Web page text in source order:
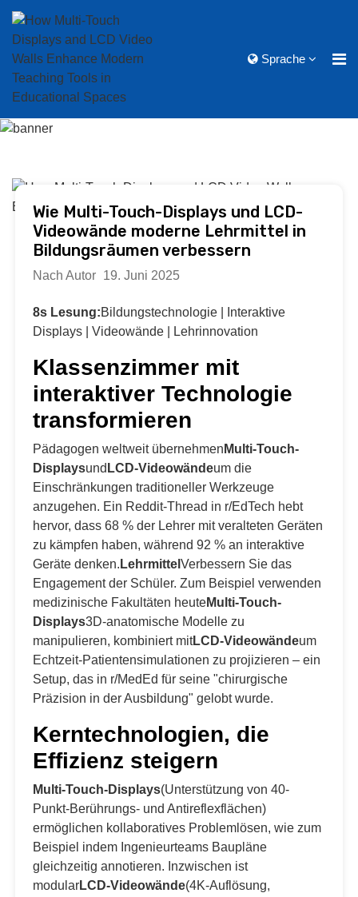
Sprache
Wie Multi-Touch-Displays und LCD-
Videowände moderne Lehrmittel in
Bildungsräumen verbessern
Nach Autor 19. Juni 2025
8s Lesung:Bildungstechnologie | Interaktive
Displays | Videowände | Lehrinnovation
Klassenzimmer mit
interaktiver Technologie
transformieren
Pädagogen weltweit übernehmen Multi-Touch-
Displaysund LCD-Videowändeum die
Einschränkungen traditioneller Werkzeuge
anzugehen. Ein Reddit-Thread in r/EdTech hebt
hervor, dass 68 % der Lehrer mit veralteten Geräten
zu kämpfen haben, während 92 % an interaktive
Geräte denken. LehrmittelVerbessern Sie das
Engagement der Schüler. Zum Beispiel verwenden
medizinische Fakultäten heuteMulti-Touch-
Displays3D-anatomische Modelle zu
manipulieren, kombiniert mitLCD-Videowändeum
Echtzeit-Patientensimulationen zu projizieren – ein
Setup, das in r/MedEd für seine "chirurgische
Präzision in der Ausbildung" gelobt wurde.
Kerntechnologien, die
Effizienz steigern
Multi-Touch-Displays(Unterstützung von 40-
Punkt-Berührungs- und Antireflexflächen)
ermöglichen kollaboratives Problemlösen, wie zum
Beispiel indem Ingenieurteams Baupläne
gleichzeitig annotieren. Inzwischen ist
modularLCD-Videowände(4K-Auflösung,